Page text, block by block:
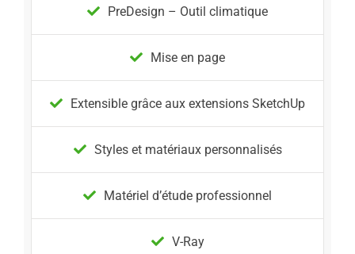
PreDesign – Outil climatique
Mise en page
Extensible grâce aux extensions SketchUp
Styles et matériaux personnalisés
Matériel d’étude professionnel
V-Ray